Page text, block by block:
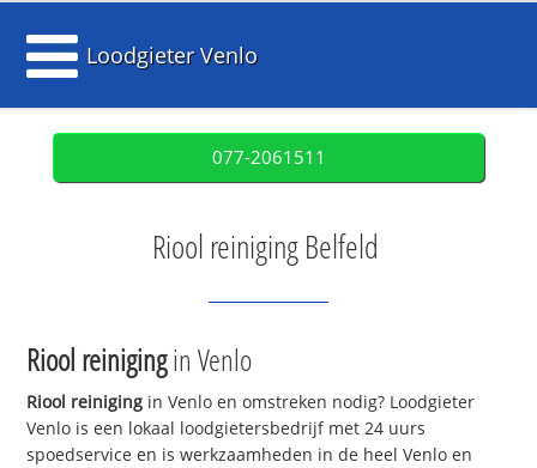
Loodgieter Venlo
077-2061511
Riool reiniging Belfeld
Riool reinigingin Venlo
Riool reiniging in Venlo en omstreken nodig? Loodgieter
Venlo is een lokaal loodgietersbedrijf met 24 uurs
spoedservice en is werkzaamheden in de heel Venlo en